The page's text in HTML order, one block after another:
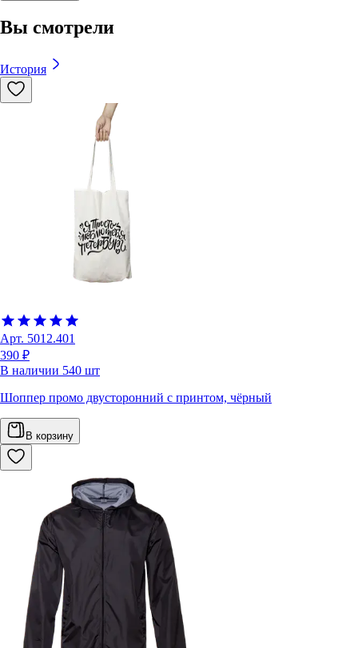
Вы смотрели
История
Арт. 5012.401
390 ₽
В наличии 540 шт
Шоппер промо двусторонний с принтом, чёрный
В корзину